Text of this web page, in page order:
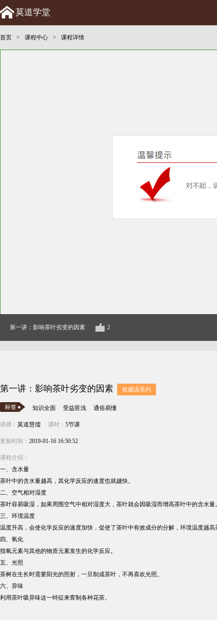
莫道学堂
首页 > 课程中心 > 课程详情
第一讲：影响茶叶劣变的因素 2
第一讲：影响茶叶劣变的因素 收藏该系列
标签 知识全面 受益匪浅 通俗易懂
讲师： 莫道慧儒 课时： 5节课
更新时间： 2019-01-16 16:50:52
课程介绍：
一、含水量
茶叶中的含水量越高，其化学反应的速度也就越快。
二、空气相对湿度
茶叶容易吸湿，如果周围空气中相对湿度大，茶叶就会因吸湿而增高茶叶中的含水量
三、环境温度
温度升高，会使化学反应的速度加快，促使了茶叶中有效成分的分解，环境温度越
四、氧化
指氧元素与其他的物质元素发生的化学反应。
五、光照
茶树在生长时需要阳光的照射，一旦制成茶叶，不再喜欢光照。
六、异味
利用茶叶吸异味这一特征来窨制各种花茶。